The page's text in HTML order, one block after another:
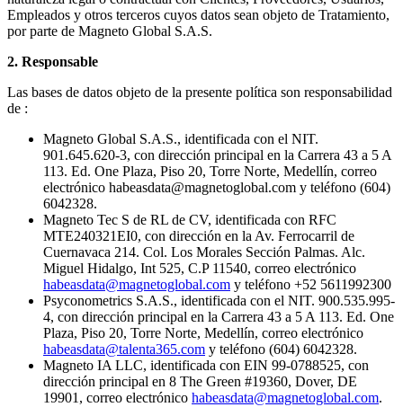
Empleados y otros terceros cuyos datos sean objeto de Tratamiento,
por parte de Magneto Global S.A.S.
2. Responsable
Las bases de datos objeto de la presente política son responsabilidad
de :
Magneto Global S.A.S., identificada con el NIT.
901.645.620-3, con dirección principal en la Carrera 43 a 5 A
113. Ed. One Plaza, Piso 20, Torre Norte, Medellín, correo
electrónico habeasdata@magnetoglobal.com y teléfono (604)
6042328.
Magneto Tec S de RL de CV, identificada con RFC
MTE240321EI0, con dirección en la Av. Ferrocarril de
Cuernavaca 214. Col. Los Morales Sección Palmas. Alc.
Miguel Hidalgo, Int 525, C.P 11540, correo electrónico
habeasdata@magnetoglobal.com y teléfono +52 5611992300
Psyconometrics S.A.S., identificada con el NIT. 900.535.995-
4, con dirección principal en la Carrera 43 a 5 A 113. Ed. One
Plaza, Piso 20, Torre Norte, Medellín, correo electrónico
habeasdata@talenta365.com y teléfono (604) 6042328.
Magneto IA LLC, identificada con EIN 99-0788525, con
dirección principal en 8 The Green #19360, Dover, DE
19901, correo electrónico habeasdata@magnetoglobal.com.